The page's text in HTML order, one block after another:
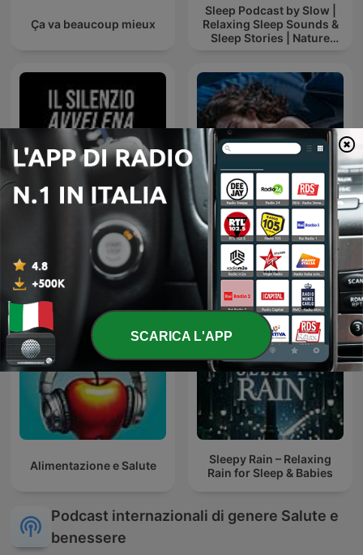
Ça va beaucoup mieux
Sleep Podcast by Slow |
Relaxing Sleep Sounds &
Sleep Stories | Nature
Il silenzio avvelena l'anima Suoni per Dormire
Alimentazione e Salute
Sleepy Rain – Relaxing
Rain for Sleep & Babies
Podcast internazionali di genere Salute e
benessere
SCARICA L'APP